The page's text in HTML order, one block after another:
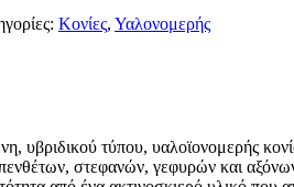
Κονίες, Υαλονομερής
υβριδικού τύπου, υαλοϊονομερής
στεφανών, γεφυρών και